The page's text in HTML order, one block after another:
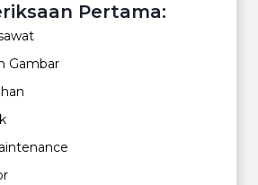
Pertama:
Gambar